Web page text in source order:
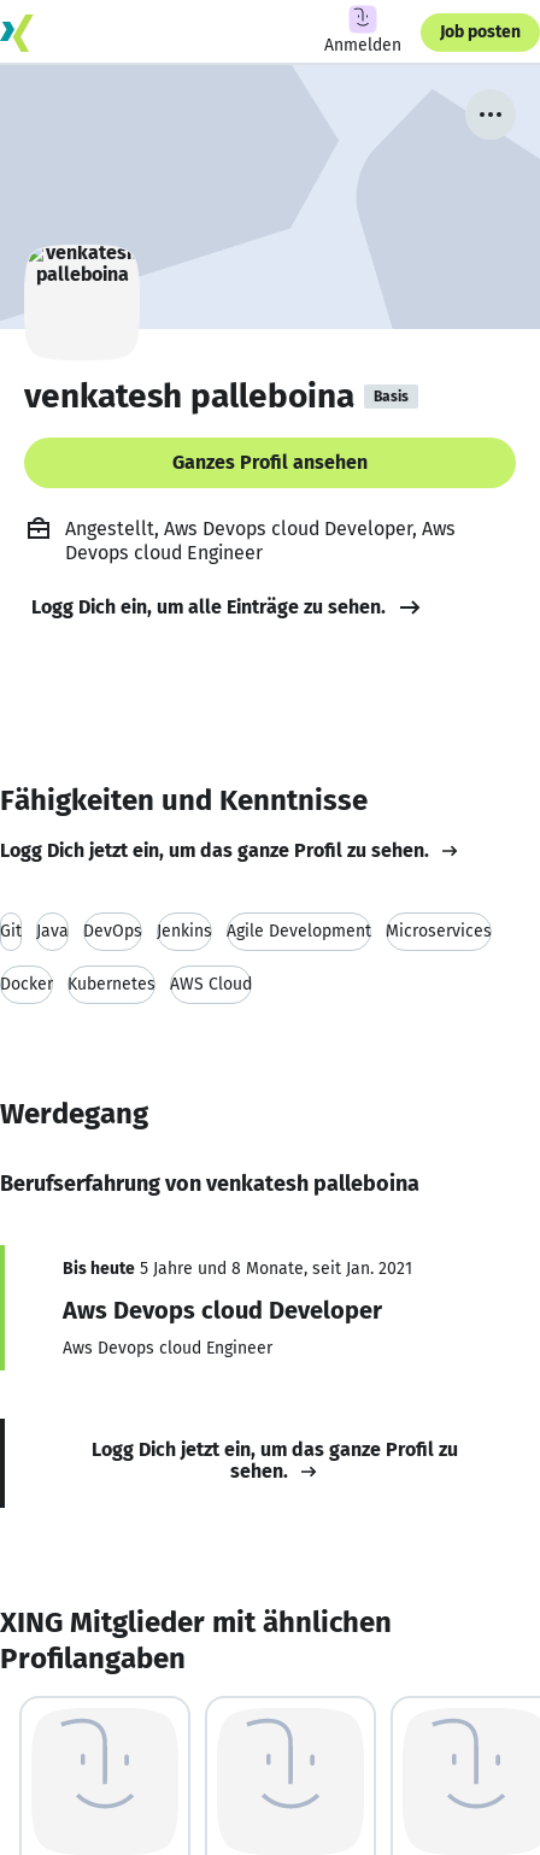
Anmelden
Job posten
venkatesh palleboina Basis
Ganzes Profil ansehen
Angestellt, Aws Devops cloud Developer, Aws
Devops cloud Engineer
Logg Dich ein, um alle Einträge zu sehen.
Fähigkeiten und Kenntnisse
Logg Dich jetzt ein, um das ganze Profil zu sehen.
Git Java DevOps Jenkins Agile Development Microservices
Docker Kubernetes AWS Cloud
Werdegang
Berufserfahrung von venkatesh palleboina
Bis heute 5 Jahre und 8 Monate, seit Jan. 2021
Aws Devops cloud Developer
Aws Devops cloud Engineer
Logg Dich jetzt ein, um das ganze Profil zu
sehen.
XING Mitglieder mit ähnlichen
Profilangaben